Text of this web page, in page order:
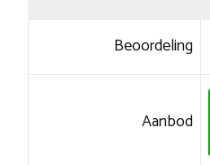
Beoordeling
Aanbod